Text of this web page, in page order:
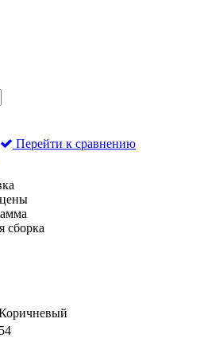
Перейти к сравнению
сборка
54